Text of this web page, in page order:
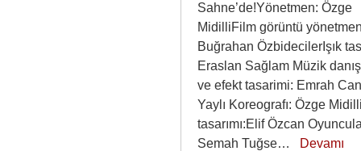
Sahne’de!Yönetmen: Özge
MidilliFilm görüntü
Buğrahan ÖzbidecilerIşık
Eraslan Sağlam Müzik
ve efekt tasarimi: Emrah
Yaylı Koreografı: Özge
tasarımı:Elif Özcan
Semah Tuğse… Devamı